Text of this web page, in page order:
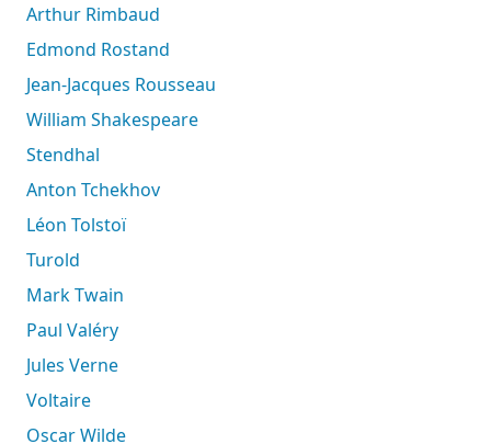
Arthur Rimbaud
Edmond Rostand
Jean-Jacques Rousseau
William Shakespeare
Stendhal
Anton Tchekhov
Léon Tolstoï
Turold
Mark Twain
Paul Valéry
Jules Verne
Voltaire
Oscar Wilde